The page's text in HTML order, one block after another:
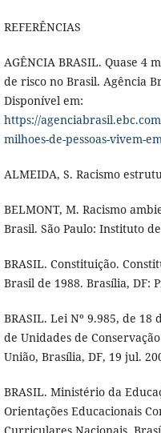
REFERÊNCIAS
AGÊNCIA BRASIL. Quase 4
de risco no Brasil. Agência
Disponível em:
https://
milhoes-de-pessoas-vivem-
ALMEIDA, S. Racismo
BELMONT, M. Racismo
Brasil. São Paulo: Instituto
BRASIL. Constituição.
Brasil de 1988. Brasília, DF:
BRASIL. Lei Nº 9.985, de 18
de Unidades de
União, Brasília, DF, 19 jul.
BRASIL. Ministério da
Orientações Educacionais